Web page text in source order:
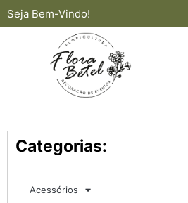
Seja Bem-Vindo!
Categorias:
Acessórios